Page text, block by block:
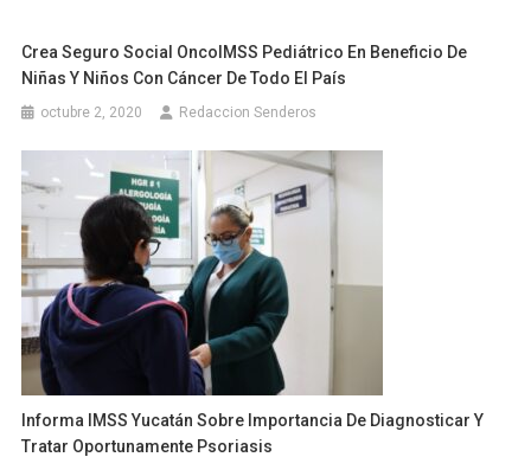
Crea Seguro Social OncoIMSS Pediátrico En Beneficio De
Niñas Y Niños Con Cáncer De Todo El País
octubre 2, 2020 Redaccion Senderos
Informa IMSS Yucatán Sobre Importancia De Diagnosticar Y
Tratar Oportunamente Psoriasis